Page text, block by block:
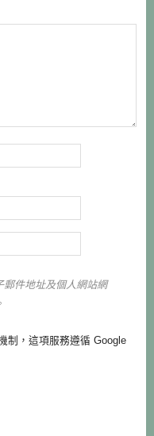
件地址及個人網站網
制，這項服務遵循 Google